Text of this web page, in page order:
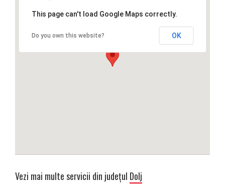
This page can't load Google Maps correctly.
Do you own this website? OK
Vezi mai multe servicii din județul Dolj